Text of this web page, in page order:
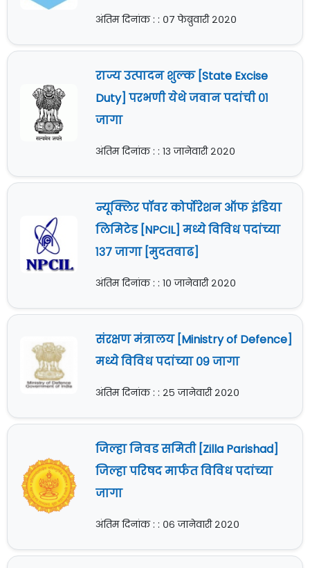
अंतिम दिनांक : : ०७ फेब्रुवारी २०२०
राज्य उत्पादन शुल्क [State Excise
Duty] परभणी येथे जवान पदांची ०१
जागा
अंतिम दिनांक : : १३ जानेवारी २०२०
न्यूक्लिर पॉवर कोर्पोरेशन ऑफ इंडिया
लिमिटेड [NPCIL] मध्ये विविध पदांच्या
१३७ जागा [मुदतवाढ]
अंतिम दिनांक : : १० जानेवारी २०२०
संरक्षण मंत्रालय [Ministry of Defence]
मध्ये विविध पदांच्या ०९ जागा
अंतिम दिनांक : : २५ जानेवारी २०२०
जिल्हा निवड समिती [Zilla Parishad]
जिल्हा परिषद मार्फत विविध पदांच्या
जागा
अंतिम दिनांक : : ०६ जानेवारी २०२०